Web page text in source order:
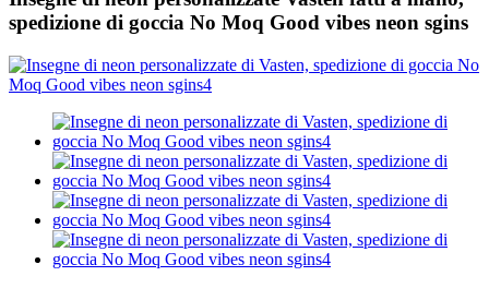
spedizione di goccia No Moq Good vibes neon sgins